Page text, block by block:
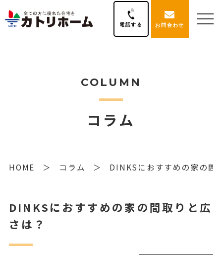
電話する お問合わせ
COLUMN
コラム
HOME コラム DINKSにおすすめの家の間
DINKSにおすすめの家の間取りと広
さは？